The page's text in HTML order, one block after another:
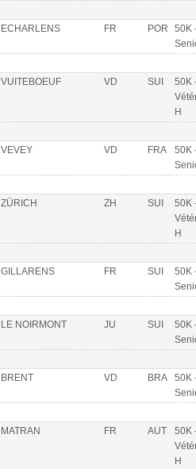
ECHARLENS FR POR
50K
VUITEBOEUF VD SUI
50K
H
VEVEY VD FRA
50K
ZÜRICH ZH SUI
50K
H
GILLARENS FR SUI
50K
LE NOIRMONT JU SUI
50K
BRENT VD BRA
50K
MATRAN FR AUT
50K
H